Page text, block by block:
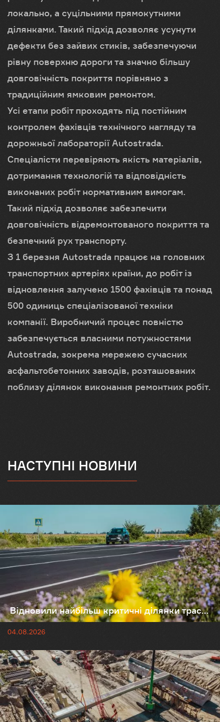
локально, а суцільними прямокутними
ділянками. Такий підхід дозволяє усунути
дефекти без зайвих стиків, забезпечуючи
рівну поверхню дороги та значно більшу
довговічність покриття порівняно з
традиційним ямковим ремонтом.
Усі етапи робіт проходять під постійним
контролем фахівців технічного нагляду та
дорожньої лабораторії Autostrada.
Спеціалісти перевіряють якість матеріалів,
дотримання технологій та відповідність
виконаних робіт нормативним вимогам.
Такий підхід дозволяє забезпечити
довговічність відремонтованого покриття та
безпечний рух транспорту.
З 1 березня Autostrada працює на головних
транспортних артеріях країни, до робіт із
відновлення залучено 1500 фахівців та понад
500 одиниць спеціалізованої техніки
компанії. Виробничий процес повністю
забезпечується власними потужностями
Autostrada, зокрема мережею сучасних
асфальтобетонних заводів, розташованих
поблизу ділянок виконання ремонтних робіт.
НАСТУПНІ НОВИНИ
Відновили найбільш критичні ділянки трас...
04.08.2026